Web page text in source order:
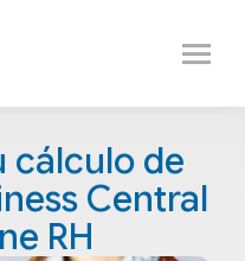
cálculo de
Central
RH